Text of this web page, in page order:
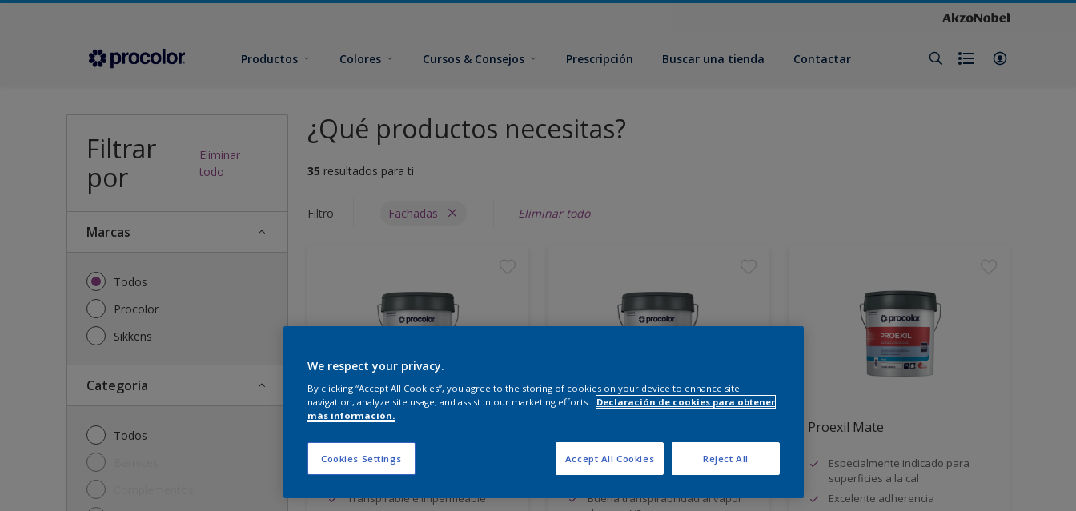
Productos Colores Cursos & Consejos Prescripción Buscar una tienda Contactar
Filtrar
por
Eliminar
todo
Marcas
Todos
Procolor
Sikkens
Categoría
Todos
¿Qué productos necesitas?
35 resultados para ti
Filtro Fachadas Eliminar todo
Procomur
Buena resistencia a la
intemperie
Transpirable e Impermeable
Buena impermeabilidad al agua
W2
Buena transpirabilidad al vapor
Proexil Mate
Especialmente indicado para
superficies a la cal
Excelente adherencia
We respect your privacy.
By clicking “Accept All Cookies”, you agree to the storing of cookies on your device to enhance site
navigation, analyze site usage, and assist in our marketing efforts.
Declaración de cookies para obtener
más información.
Cookies Settings Reject All
Accept All Cookies